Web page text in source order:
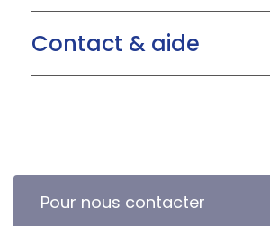
Contact & aide
Pour nous contacter